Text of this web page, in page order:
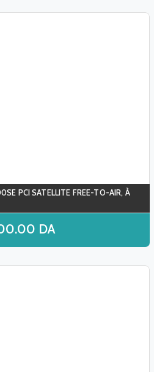
PCI SATELLITE FREE-TO-AIR, À
DA